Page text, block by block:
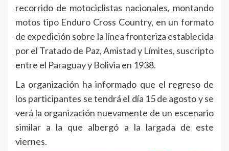
recorrido de motociclistas nacionales, montando
motos tipo Enduro Cross Country, en un formato
de expedición sobre la línea fronteriza establecida
por el Tratado de Paz, Amistad y Límites, suscripto
entre el Paraguay y Bolivia en 1938.
La organización ha informado que el regreso de
los participantes se tendrá el día 15 de agosto y se
verá la organización nuevamente de un escenario
similar a la que albergó a la largada de este
viernes.